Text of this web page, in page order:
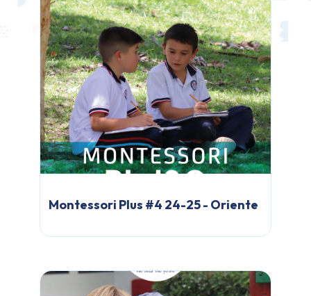
Montessori Plus #4 24-25 - Oriente